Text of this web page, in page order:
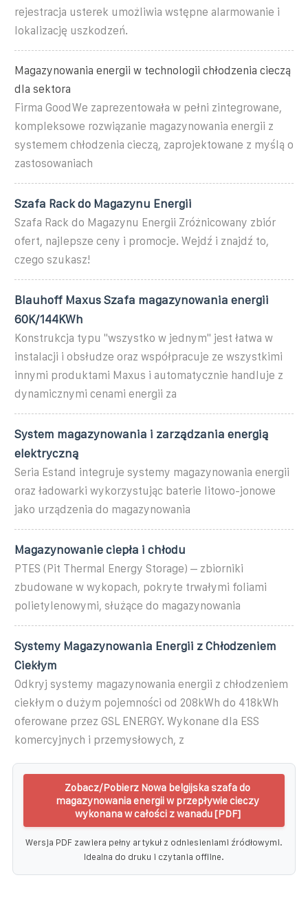
rejestracja usterek umożliwia wstępne alarmowanie i
lokalizację uszkodzeń.
Magazynowania energii w technologii chłodzenia cieczą
dla sektora
Firma GoodWe zaprezentowała w pełni zintegrowane,
kompleksowe rozwiązanie magazynowania energii z
systemem chłodzenia cieczą, zaprojektowane z myślą o
zastosowaniach
Szafa Rack do Magazynu Energii
Szafa Rack do Magazynu Energii Zróżnicowany zbiór
ofert, najlepsze ceny i promocje. Wejdź i znajdź to,
czego szukasz!
Blauhoff Maxus Szafa magazynowania energii
60K/144KWh
Konstrukcja typu "wszystko w jednym" jest łatwa w
instalacji i obsłudze oraz współpracuje ze wszystkimi
innymi produktami Maxus i automatycznie handluje z
dynamicznymi cenami energii za
System magazynowania i zarządzania energią
elektryczną
Seria Estand integruje systemy magazynowania energii
oraz ładowarki wykorzystując baterie litowo-jonowe
jako urządzenia do magazynowania
Magazynowanie ciepła i chłodu
PTES (Pit Thermal Energy Storage) – zbiorniki
zbudowane w wykopach, pokryte trwałymi foliami
polietylenowymi, służące do magazynowania
Systemy Magazynowania Energii z Chłodzeniem
Ciekłym
Odkryj systemy magazynowania energii z chłodzeniem
ciekłym o dużym pojemności od 208kWh do 418kWh
oferowane przez GSL ENERGY. Wykonane dla ESS
komercyjnych i przemysłowych, z
Zobacz/Pobierz Nowa belgijska szafa do
magazynowania energii w przepływie cieczy
wykonana w całości z wanadu [PDF]
Wersja PDF zawiera pełny artykuł z odniesieniami źródłowymi.
Idealna do druku i czytania offline.